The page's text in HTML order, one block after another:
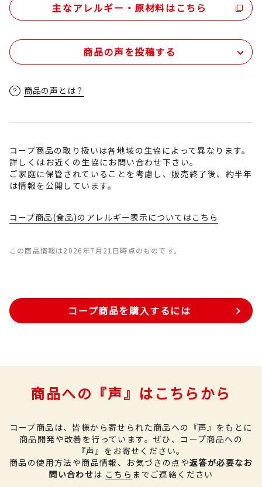
主なアレルギー・原材料はこちら
商品の声を投稿する
商品の声とは？
コープ商品の取り扱いは各地域の生協によって異なります。
詳しくはお近くの生協にお問い合わせ下さい。
ご家庭に保管されていることを考慮し、販売終了後、約半年
は情報を公開しています。
コープ商品(食品)のアレルギー表示についてはこちら
この商品情報は2026年7月21日時点のものです。
コープ商品を購入するには
商品への『声』はこちらから
コープ商品は、皆様から寄せられた商品への『声』をもとに
商品開発や改善を行っています。 ぜひ、コープ商品への
『声』をお寄せください。
商品の使用方法や商品情報、お気づきの点や返答が必要なお
問い合わせは こちら までご連絡ください